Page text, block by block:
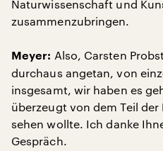
Naturwissenschaft und
zusammenzubringen.
Meyer: Also, Carsten
durchaus angetan, von
insgesamt, wir haben es
überzeugt von dem Teil
sehen wollte. Ich danke
Gespräch.